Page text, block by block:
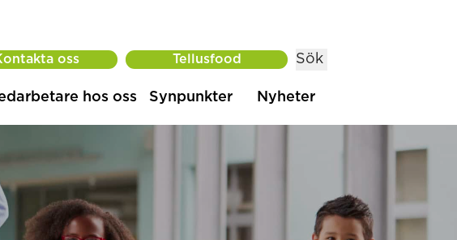
oss Tellusfood Sök
hos oss Synpunkter Nyheter